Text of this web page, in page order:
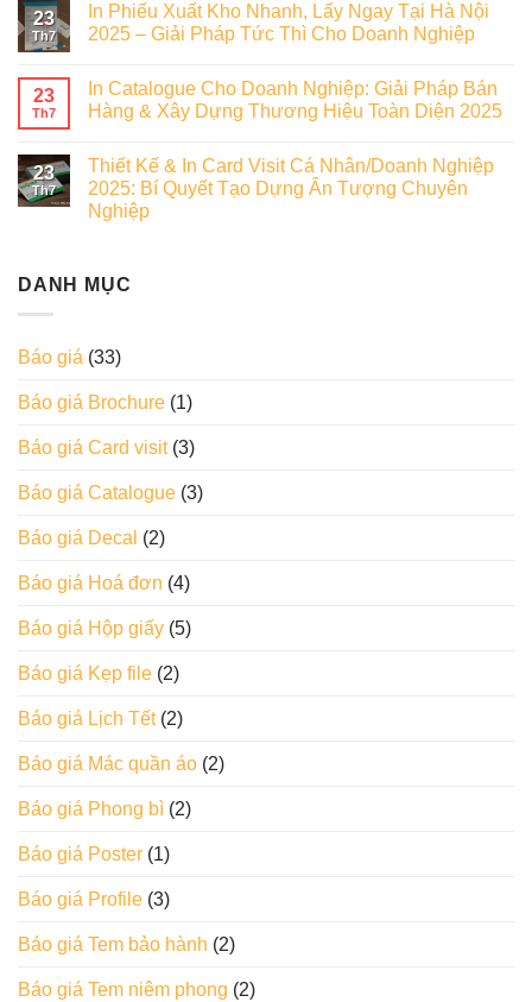
23
Th7
In Phiếu Xuất Kho Nhanh, Lấy Ngay Tại Hà Nội
2025 – Giải Pháp Tức Thì Cho Doanh Nghiệp
23
Th7
In Catalogue Cho Doanh Nghiệp: Giải Pháp Bán
Hàng & Xây Dựng Thương Hiệu Toàn Diện 2025
23
Th7
Thiết Kế & In Card Visit Cá Nhân/Doanh Nghiệp
2025: Bí Quyết Tạo Dựng Ấn Tượng Chuyên
Nghiệp
DANH MỤC
Báo giá (33)
Báo giá Brochure (1)
Báo giá Card visit(3)
Báo giá Catalogue (3)
Báo giá Decal (2)
Báo giá Hoá đơn (4)
Báo giá Hộp giấy (5)
Báo giá Kẹp file (2)
Báo giá Lịch Tết(2)
Báo giá Mác quần áo (2)
Báo giá Phong bì (2)
Báo giá Poster (1)
Báo giá Profile (3)
Báo giá Tem bảo hành (2)
Báo giá Tem niêm phong (2)